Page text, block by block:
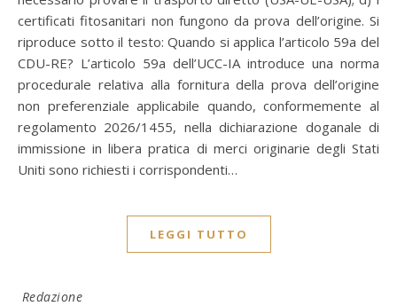
certificati fitosanitari non fungono da prova dell’origine. Si
riproduce sotto il testo: Quando si applica l’articolo 59a del
CDU-RE? L’articolo 59a dell’UCC-IA introduce una norma
procedurale relativa alla fornitura della prova dell’origine
non preferenziale applicabile quando, conformemente al
regolamento 2026/1455, nella dichiarazione doganale di
immissione in libera pratica di merci originarie degli Stati
Uniti sono richiesti i corrispondenti…
LEGGI TUTTO
Redazione